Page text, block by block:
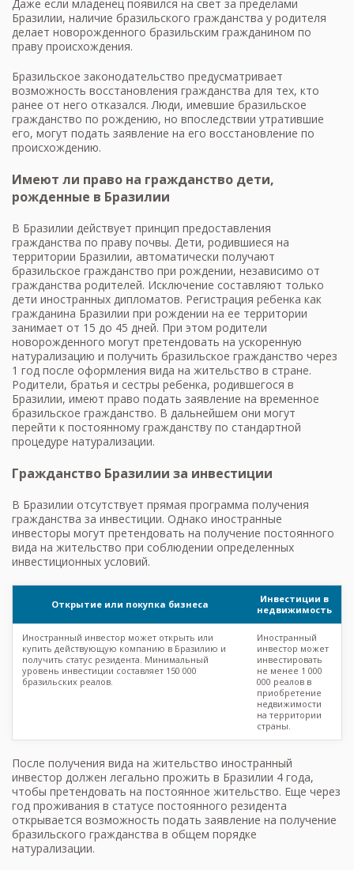
Даже если младенец появился на свет за пределами
Бразилии, наличие бразильского гражданства у родителя
делает новорожденного бразильским гражданином по
праву происхождения.
Бразильское законодательство предусматривает
возможность восстановления гражданства для тех, кто
ранее от него отказался. Люди, имевшие бразильское
гражданство по рождению, но впоследствии утратившие
его, могут подать заявление на его восстановление по
происхождению.
Имеют ли право на гражданство дети,
рожденные в Бразилии
В Бразилии действует принцип предоставления
гражданства по праву почвы. Дети, родившиеся на
территории Бразилии, автоматически получают
бразильское гражданство при рождении, независимо от
гражданства родителей. Исключение составляют только
дети иностранных дипломатов. Регистрация ребенка как
гражданина Бразилии при рождении на ее территории
занимает от 15 до 45 дней. При этом родители
новорожденного могут претендовать на ускоренную
натурализацию и получить бразильское гражданство через
1 год после оформления вида на жительство в стране.
Родители, братья и сестры ребенка, родившегося в
Бразилии, имеют право подать заявление на временное
бразильское гражданство. В дальнейшем они могут
перейти к постоянному гражданству по стандартной
процедуре натурализации.
Гражданство Бразилии за инвестиции
В Бразилии отсутствует прямая программа получения
гражданства за инвестиции. Однако иностранные
инвесторы могут претендовать на получение постоянного
вида на жительство при соблюдении определенных
инвестиционных условий.
Открытие или покупка бизнеса
Инвестиции в
недвижимость
Иностранный инвестор может открыть или
купить действующую компанию в Бразилию и
получить статус резидента. Минимальный
уровень инвестиции составляет 150 000
бразильских реалов.
Иностранный
инвестор может
инвестировать
не менее 1 000
000 реалов в
приобретение
недвижимости
на территории
страны.
После получения вида на жительство иностранный
инвестор должен легально прожить в Бразилии 4 года,
чтобы претендовать на постоянное жительство. Еще через
год проживания в статусе постоянного резидента
открывается возможность подать заявление на получение
бразильского гражданства в общем порядке
натурализации.